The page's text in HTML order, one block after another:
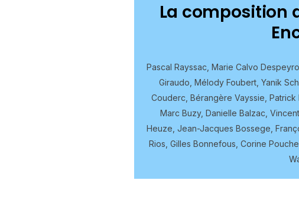
La composition
Pascal Rayssac, Marie Calvo
Giraudo, Mélody Foubert, Yanik
Couderc, Bérangère Vayssie,
Marc Buzy, Danielle Balzac,
Heuze, Jean-Jacques Bossege,
Rios, Gilles Bonnefous, Corine